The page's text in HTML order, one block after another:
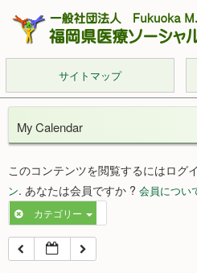
サイトマップ
My Calendar
このコンテンツを閲覧するにはログ
ン. あなたは会員ですか ? 会員につい
カテゴリー